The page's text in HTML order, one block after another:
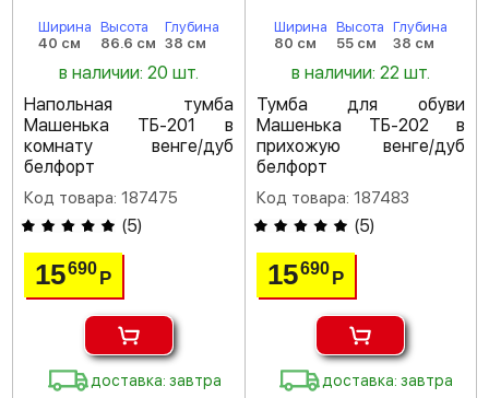
Ширина
40 см
Высота
86.6 см
Глубина
38 см
в наличии: 20 шт.
Напольная тумба
Машенька ТБ-201 в
комнату венге/дуб
белфорт
Код товара: 187475
(5)
15690Р
доставка: завтра
Ширина
80 см
Высота
55 см
Глубина
38 см
в наличии: 22 шт.
Тумба для обуви
Машенька ТБ-202 в
прихожую венге/дуб
белфорт
Код товара: 187483
(5)
15690 Р
доставка: завтра